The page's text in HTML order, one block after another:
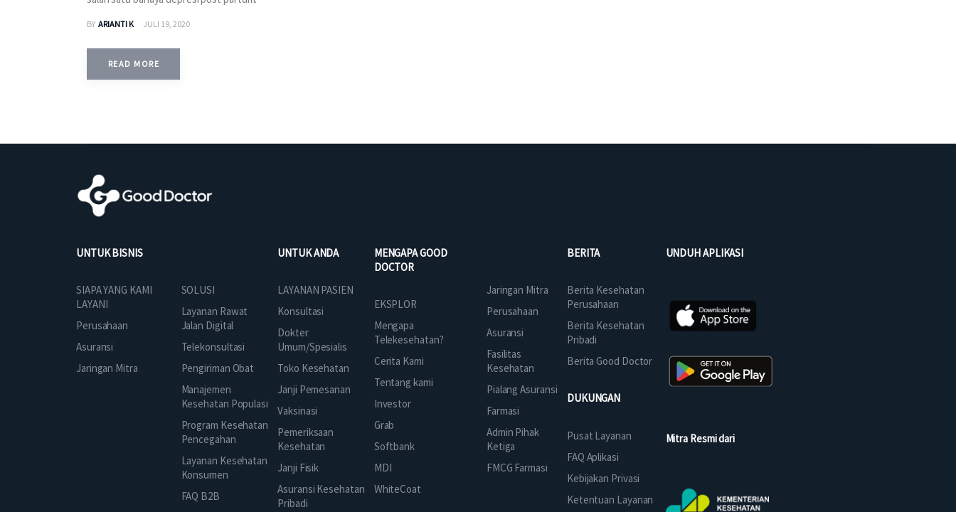
BY ARIANTI K JULI 19, 2020
READ MORE
UNTUK BISNIS
SIAPA YANG KAMI
LAYANI
Perusahaan
Asuransi
Jaringan Mitra
SOLUSI
Layanan Rawat
Jalan Digital
Telekonsultasi
Pengiriman Obat
Manajemen
Kesehatan Populasi
Program Kesehatan
Pencegahan
Layanan Kesehatan
Konsumen
FAQ B2B
UNTUK ANDA
LAYANAN PASIEN
Konsultasi
Dokter
Umum/Spesialis
Toko Kesehatan
Janji Pemesanan
Vaksinasi
Pemeriksaan
Kesehatan
Janji Fisik
Asuransi Kesehatan
Pribadi
MENGAPA GOOD
DOCTOR
EKSPLOR
Mengapa
Telekesehatan?
Cerita Kami
Tentang kami
Investor
Grab
Softbank
MDI
WhiteCoat
Jaringan Mitra
Perusahaan
Asuransi
Fasilitas
Kesehatan
Pialang Asuransi
Farmasi
Admin Pihak
Ketiga
FMCG Farmasi
BERITA
Berita Kesehatan
Perusahaan
Berita Kesehatan
Pribadi
Berita Good Doctor
DUKUNGAN
Pusat Layanan
FAQ Aplikasi
Kebijakan Privasi
Ketentuan Layanan
UNDUH APLIKASI
Mitra Resmi dari